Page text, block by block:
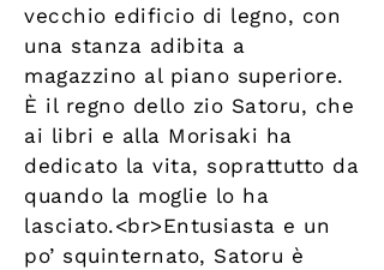
vecchio edificio di legno, con
una stanza adibita a
magazzino al piano superiore.
È il regno dello zio Satoru, che
ai libri e alla Morisaki ha
dedicato la vita, soprattutto da
quando la moglie lo ha
lasciato.<br>Entusiasta e un
po’ squinternato, Satoru è